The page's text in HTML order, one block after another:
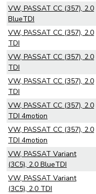
VW, PASSAT CC (357), 2.0
BlueTDI
VW, PASSAT CC (357), 2.0
TDI
VW, PASSAT CC (357), 2.0
TDI
VW, PASSAT CC (357), 2.0
TDI
VW, PASSAT CC (357), 2.0
TDI 4motion
VW, PASSAT CC (357), 2.0
TDI 4motion
VW, PASSAT Variant
(3C5), 2.0 BlueTDI
VW, PASSAT Variant
(3C5), 2.0 TDI